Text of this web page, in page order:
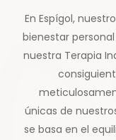
En Espígol,
bienestar
nuestra Terapia
únicas de
se basa en el